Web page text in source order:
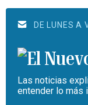
DE LUNES A
Las noticias
entender lo más